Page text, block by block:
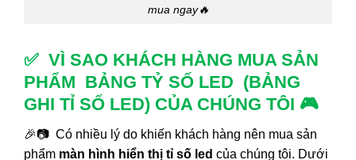
mua ngay🔥
✅ VÌ SAO KHÁCH HÀNG MUA SẢN
PHẨM BẢNG TỶ SỐ LED (BẢNG
GHI TỈ SỐ LED) CỦA CHÚNG TÔI 🎮
🎉📷 Có nhiều lý do khiến khách hàng nên mua sản
phẩm màn hình hiển thị tỉ số led của chúng tôi. Dưới